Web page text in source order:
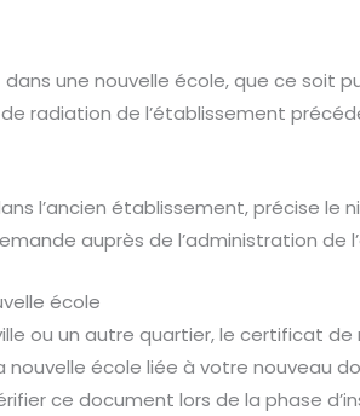
une nouvelle école, que ce soit
radiation de l’établissement
l’ancien établissement, précise le
auprès de l’administration de
école
ou un autre quartier, le certificat
école liée à votre nouveau
ce document lors de la phase